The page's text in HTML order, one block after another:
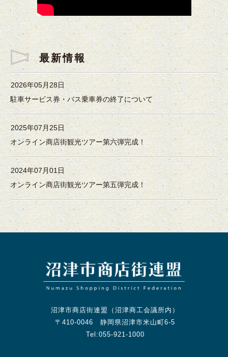
最新情報
2026年05月28日
駐車サービス券・バス乗車券の終了について
2025年07月25日
オンライン商店街観光ツアー第六弾完成！
2024年07月01日
オンライン商店街観光ツアー第五弾完成！
沼津市商店街連盟（沼津商工会議所内）
〒410-0046 静岡県沼津市米山町6-5
Tel:055-921-1000